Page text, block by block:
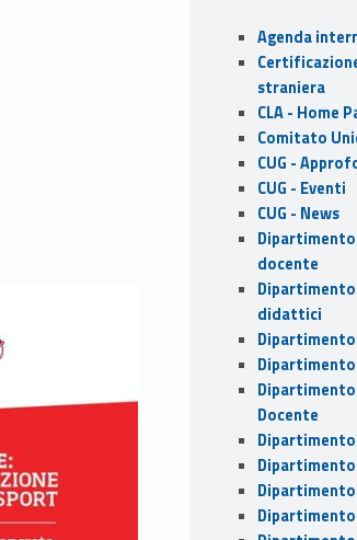
Sidebar
Agenda
straniera
CLA - Home
Comitato
CUG -
CUG - Eventi
CUG - News
docente
didattici
Dipartimento
Docente
Dipartimento